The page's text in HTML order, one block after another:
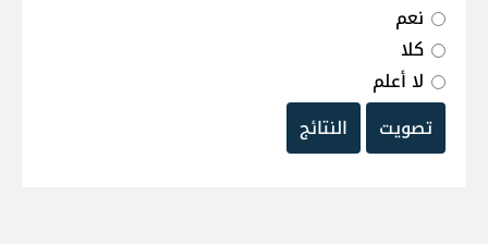
نعم
كلا
لا أعلم
تصويت
النتائج